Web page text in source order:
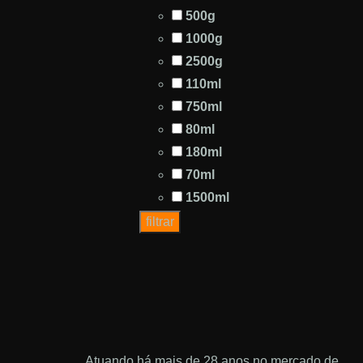
500g
1000g
2500g
110ml
750ml
80ml
180ml
70ml
1500ml
filtrar